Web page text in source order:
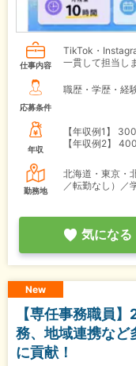
仕事内容
TikTok・
一貫して担当し
応募条件
職歴・学歴・経
年収
【年収例1】
300
【年収例2】
勤務地
北海道・東京・
／転勤なし）／
気になる
New
【専任事務職員
務、地域連携など
に貢献！